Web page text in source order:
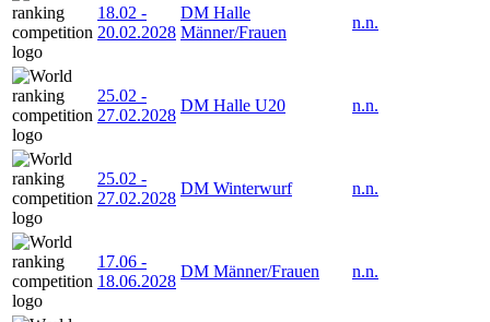
18.02 -
20.02.2028
DM Halle
Männer/Frauen
n.n.
25.02 -
27.02.2028
DM Halle U20 n.n.
25.02 -
27.02.2028
DM Winterwurf n.n.
17.06 -
18.06.2028
DM Männer/Frauen n.n.